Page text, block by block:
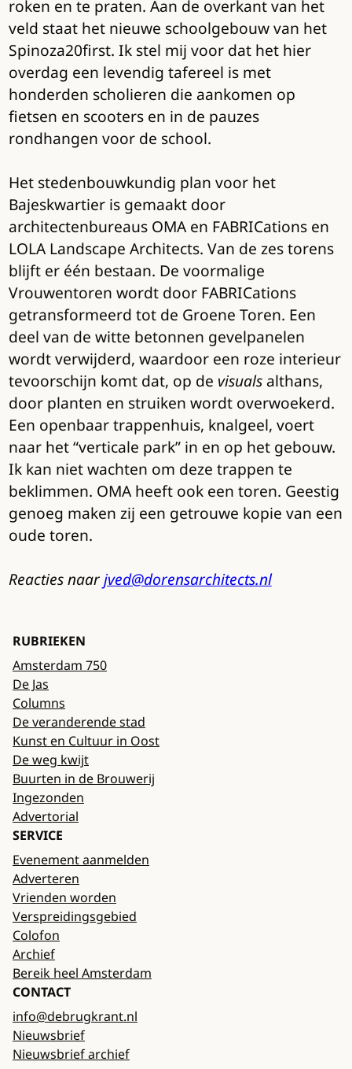
roken en te praten. Aan de overkant van het
veld staat het nieuwe schoolgebouw van het
Spinoza20first. Ik stel mij voor dat het hier
overdag een levendig tafereel is met
honderden scholieren die aankomen op
fietsen en scooters en in de pauzes
rondhangen voor de school.
Het stedenbouwkundig plan voor het
Bajeskwartier is gemaakt door
architectenbureaus OMA en FABRICations en
LOLA Landscape Architects. Van de zes torens
blijft er één bestaan. De voormalige
Vrouwentoren wordt door FABRICations
getransformeerd tot de Groene Toren. Een
deel van de witte betonnen gevelpanelen
wordt verwijderd, waardoor een roze interieur
tevoorschijn komt dat, op de visuals althans,
door planten en struiken wordt overwoekerd.
Een openbaar trappenhuis, knalgeel, voert
naar het “verticale park” in en op het gebouw.
Ik kan niet wachten om deze trappen te
beklimmen. OMA heeft ook een toren. Geestig
genoeg maken zij een getrouwe kopie van een
oude toren.
Reacties naarjved@dorensarchitects.nl
RUBRIEKEN
Amsterdam 750
De Jas
Columns
De veranderende stad
Kunst en Cultuur in Oost
De weg kwijt
Buurten in de Brouwerij
Ingezonden
Advertorial
SERVICE
Evenement aanmelden
Adverteren
Vrienden worden
Verspreidingsgebied
Colofon
Archief
Bereik heel Amsterdam
CONTACT
info@debrugkrant.nl
Nieuwsbrief
Nieuwsbrief archief